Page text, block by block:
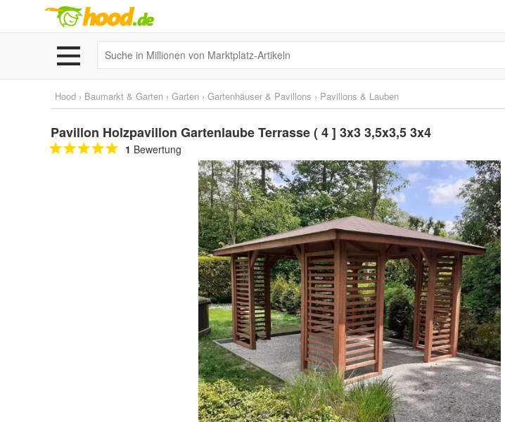
Hood › Baumarkt & Garten › Garten › Gartenhäuser & Pavillons › Pavillons & Lauben
Pavillon Holzpavillon Gartenlaube Terrasse ( 4 ] 3x3 3,5x3,5 3x4
1 Bewertung